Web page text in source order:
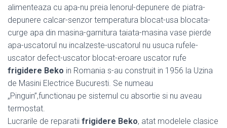
alimenteaza cu apa-nu preia lenorul-depunere de piatra-
depunere calcar-senzor temperatura blocat-usa blocata-
curge apa din masina-garnitura taiata-masina vase pierde
apa-uscatorul nu incalzeste-uscatorul nu usuca rufele-
uscator defect-uscator blocat-eroare uscator rufe
frigidere Beko in Romania s-au construit in 1956 la Uzina
de Masini Electrice Bucuresti. Se numeau
„Pinguin”,functionau pe sistemul cu absortie si nu aveau
termostat.
Lucrarile de reparatii frigidere Beko, atat modelele clasice